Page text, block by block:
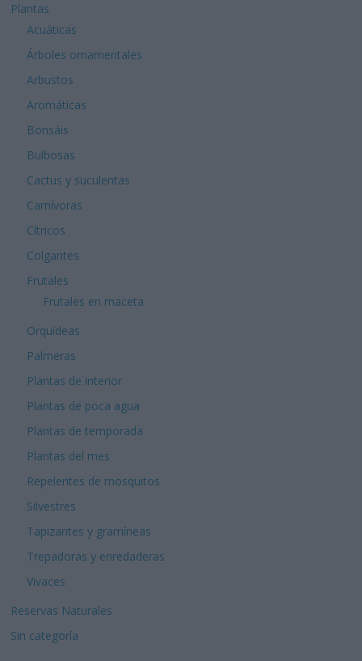
Plantas
Acuáticas
Árboles ornamentales
Arbustos
Aromáticas
Bonsáis
Bulbosas
Cactus y suculentas
Carnívoras
Cítricos
Colgantes
Frutales
Frutales en maceta
Orquídeas
Palmeras
Plantas de interior
Plantas de poca agua
Plantas de temporada
Plantas del mes
Repelentes de mosquitos
Silvestres
Tapizantes y gramíneas
Trepadoras y enredaderas
Vivaces
Reservas Naturales
Sin categoría